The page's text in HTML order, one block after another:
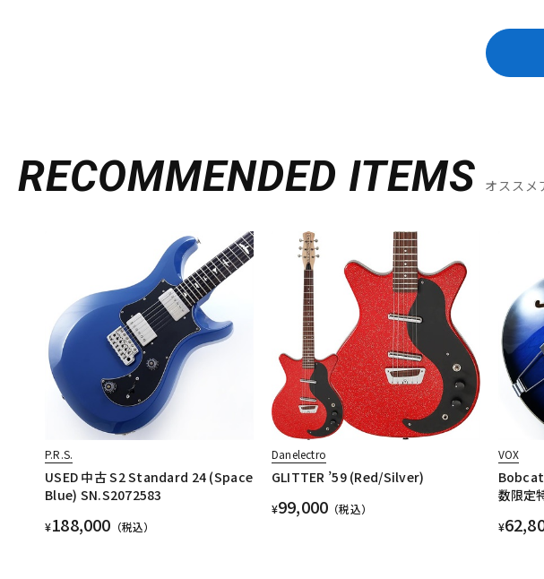
RECOMMENDED ITEMS オススメ
P.R.S.
USED 中古 S2 Standard 24 (Space
Blue) SN.S2072583
¥188,000 （税込）
Danelectro
GLITTER ’59 (Red/Silver)
¥99,000 （税込）
VOX
数限定
¥